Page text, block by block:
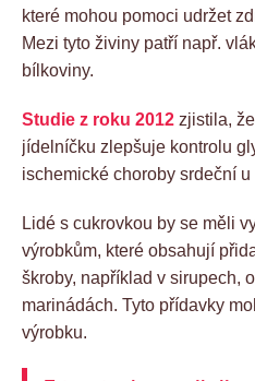
které mohou pomoci udržet
Mezi tyto živiny patří např.
bílkoviny.
Studie z roku 2012 zjistila,
jídelníčku zlepšuje kontrolu
ischemické choroby srdeční
Lidé s cukrovkou by se měli
výrobkům, které obsahují
škroby, například v sirupech,
marinádách. Tyto přídavky
výrobku.